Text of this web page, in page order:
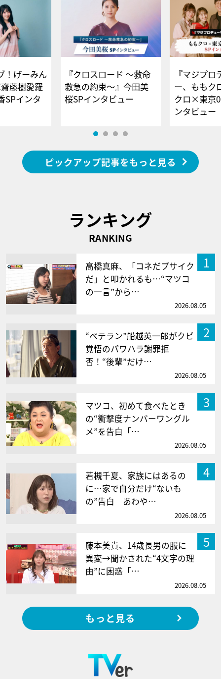
！げーみん
藤樹愛羅
SPインタ
『クロスロード ～救命
救急の約束～』今田美
桜SPインタビュー
『マジプロ
ー、ももク
クロ×東京
ンタビュー
ピックアップ記事をもっと見る
ランキング
RANKING
1
高橋真麻、「コネだブサイク
だ」と叩かれるも…“マツコ
の一言”から…
2026.08.05
2
“ベテラン”船越英一郎がクビ
覚悟のパワハラ謝罪拒
否！“後輩”だけ…
2026.08.05
3
マツコ、初めて食べたとき
の“衝撃度ナンバーワングル
メ”を告白「…
2026.08.05
4
若槻千夏、家族にはあるの
に…家で自分だけ“ないも
の”告白 あわや…
2026.08.05
5
藤本美貴、14歳長男の服に
異変→聞かされた“4文字の理
由”に困惑「…
2026.08.05
もっと見る